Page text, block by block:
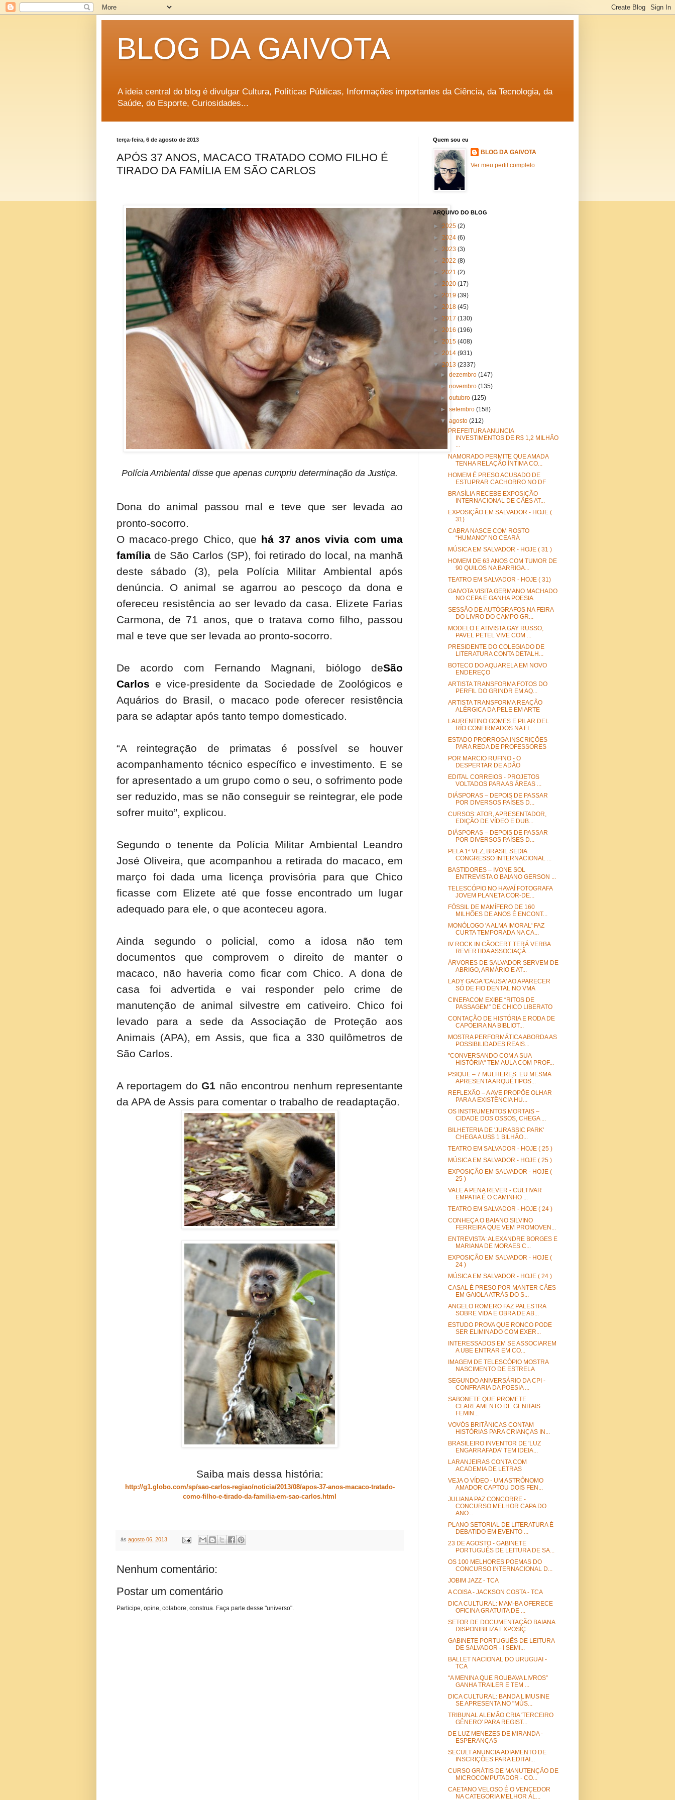
BLOG DA GAIVOTA
A ideia central do blog é divulgar Cultura, Políticas Públicas, Informações importantes da Ciência, da Tecnologia, da
Saúde, do Esporte, Curiosidades...
terça-feira, 6 de agosto de 2013
APÓS 37 ANOS, MACACO TRATADO COMO FILHO É
TIRADO DA FAMÍLIA EM SÃO CARLOS
Polícia Ambiental disse que apenas cumpriu determinação da Justiça.
Dona do animal passou mal e teve que ser levada ao
pronto-socorro.
O macaco-prego Chico, que há 37 anos vivia com uma
família de São Carlos (SP), foi retirado do local, na manhã
deste sábado (3), pela Polícia Militar Ambiental após
denúncia. O animal se agarrou ao pescoço da dona e
ofereceu resistência ao ser levado da casa. Elizete Farias
Carmona, de 71 anos, que o tratava como filho, passou
mal e teve que ser levada ao pronto-socorro.
De acordo com Fernando Magnani, biólogo deSão
Carlos e vice-presidente da Sociedade de Zoológicos e
Aquários do Brasil, o macaco pode oferecer resistência
para se adaptar após tanto tempo domesticado.
“A reintegração de primatas é possível se houver
acompanhamento técnico específico e investimento. E se
for apresentado a um grupo como o seu, o sofrimento pode
ser reduzido, mas se não conseguir se reintegrar, ele pode
sofrer muito”, explicou.
Segundo o tenente da Polícia Militar Ambiental Leandro
José Oliveira, que acompanhou a retirada do macaco, em
março foi dada uma licença provisória para que Chico
ficasse com Elizete até que fosse encontrado um lugar
adequado para ele, o que aconteceu agora.
Ainda segundo o policial, como a idosa não tem
documentos que comprovem o direito de manter o
macaco, não haveria como ficar com Chico. A dona de
casa foi advertida e vai responder pelo crime de
manutenção de animal silvestre em cativeiro. Chico foi
levado para a sede da Associação de Proteção aos
Animais (APA), em Assis, que fica a 330 quilômetros de
São Carlos.
A reportagem do G1 não encontrou nenhum representante
da APA de Assis para comentar o trabalho de readaptação.
Saiba mais dessa história:
http://g1.globo.com/sp/sao-carlos-regiao/noticia/2013/08/apos-37-anos-macaco-tratado-
como-filho-e-tirado-da-familia-em-sao-carlos.html
às agosto 06, 2013
Nenhum comentário:
Postar um comentário
Participe, opine, colabore, construa. Faça parte desse "universo".
Quem sou eu
BLOG DA GAIVOTA
Ver meu perfil completo
ARQUIVO DO BLOG
► 2025 (2)
► 2024 (6)
► 2023 (3)
► 2022 (8)
► 2021 (2)
► 2020 (17)
► 2019 (39)
► 2018 (45)
► 2017 (130)
► 2016 (196)
► 2015 (408)
► 2014 (931)
▼2013 (2337)
►dezembro(147)
►novembro(135)
►outubro(125)
►setembro(158)
▼agosto(212)
PREFEITURA ANUNCIA
INVESTIMENTOS DE R$ 1,2 MILHÃO
...
NAMORADO PERMITE QUE AMADA
TENHA RELAÇÃO ÍNTIMA CO...
HOMEM É PRESO ACUSADO DE
ESTUPRAR CACHORRO NO DF
BRASÍLIA RECEBE EXPOSIÇÃO
INTERNACIONAL DE CÃES AT...
EXPOSIÇÃO EM SALVADOR - HOJE (
31)
CABRA NASCE COM ROSTO
“HUMANO” NO CEARÁ
MÚSICA EM SALVADOR - HOJE ( 31 )
HOMEM DE 63 ANOS COM TUMOR DE
90 QUILOS NA BARRIGA...
TEATRO EM SALVADOR - HOJE ( 31)
GAIVOTA VISITA GERMANO MACHADO
NO CEPA E GANHA POESIA
SESSÃO DE AUTÓGRAFOS NA FEIRA
DO LIVRO DO CAMPO GR...
MODELO E ATIVISTA GAY RUSSO,
PAVEL PETEL VIVE COM ...
PRESIDENTE DO COLEGIADO DE
LITERATURA CONTA DETALH...
BOTECO DO AQUARELA EM NOVO
ENDEREÇO
ARTISTA TRANSFORMA FOTOS DO
PERFIL DO GRINDR EM AQ...
ARTISTA TRANSFORMA REAÇÃO
ALÉRGICA DA PELE EM ARTE
LAURENTINO GOMES E PILAR DEL
RÍO CONFIRMADOS NA FL...
ESTADO PRORROGA INSCRIÇÕES
PARA REDA DE PROFESSORES
POR MARCIO RUFINO - O
DESPERTAR DE ADÃO
EDITAL CORREIOS - PROJETOS
VOLTADOS PARA AS ÁREAS ...
DIÁSPORAS – DEPOIS DE PASSAR
POR DIVERSOS PAÍSES D...
CURSOS: ATOR, APRESENTAD​OR,
EDIÇÃO DE VÍDEO E DUB...
DIÁSPORAS – DEPOIS DE PASSAR
POR DIVERSOS PAÍSES D...
PELA 1ª VEZ, BRASIL SEDIA
CONGRESSO INTERNACIONAL ...
BASTIDORES – IVONE SOL
ENTREVISTA O BAIANO GERSON ...
TELESCÓPIO NO HAVAÍ FOTOGRAFA
JOVEM PLANETA COR-DE...
FÓSSIL DE MAMÍFERO DE 160
MILHÕES DE ANOS É ENCONT...
MONÓLOGO 'A ALMA IMORAL' FAZ
CURTA TEMPORADA NA CA...
IV ROCK IN CÃOCERT TERÁ VERBA
REVERTIDA ASSOCIAÇÃ...
ÁRVORES DE SALVADOR SERVEM DE
ABRIGO, ARMÁRIO E AT...
LADY GAGA 'CAUSA' AO APARECER
SÓ DE FIO DENTAL NO VMA
CINEFACOM EXIBE “RITOS DE
PASSAGEM” DE CHICO LIBERATO
CONTAÇÃO DE HISTÓRIA E RODA DE
CAPOEIRA NA BIBLIOT...
MOSTRA PERFORMÁTICA ABORDA AS
POSSIBILIDADES REAIS...
"CONVERSANDO COM A SUA
HISTÓRIA" TEM AULA COM PROF...
PSIQUE – 7 MULHERES. EU MESMA
APRESENTA ARQUÉTIPOS...
REFLEXÃO – A AVE PROPÕE OLHAR
PARA A EXISTÊNCIA HU...
OS INSTRUMENTOS MORTAIS –
CIDADE DOS OSSOS, CHEGA ...
BILHETERIA DE 'JURASSIC PARK'
CHEGA A US$ 1 BILHÃO...
TEATRO EM SALVADOR - HOJE ( 25 )
MÚSICA EM SALVADOR - HOJE ( 25 )
EXPOSIÇÃO EM SALVADOR - HOJE (
25 )
VALE A PENA REVER - CULTIVAR
EMPATIA É O CAMINHO ...
TEATRO EM SALVADOR - HOJE ( 24 )
CONHEÇA O BAIANO SILVINO
FERREIRA QUE VEM PROMOVEN...
ENTREVISTA: ALEXANDRE BORGES E
MARIANA DE MORAES C...
EXPOSIÇÃO EM SALVADOR - HOJE (
24 )
MÚSICA EM SALVADOR - HOJE ( 24 )
CASAL É PRESO POR MANTER CÃES
EM GAIOLA ATRÁS DO S...
ANGELO ROMERO FAZ PALESTRA
SOBRE VIDA E OBRA DE AB...
ESTUDO PROVA QUE RONCO PODE
SER ELIMINADO COM EXER...
INTERESSADOS EM SE ASSOCIAREM
A UBE ENTRAR EM CO...
IMAGEM DE TELESCÓPIO MOSTRA
NASCIMENTO DE ESTRELA
SEGUNDO ANIVERSÁRIO DA CPI -
CONFRARIA DA POESIA ...
SABONETE QUE PROMETE
CLAREAMENTO DE GENITAIS
FEMIN...
VOVÓS BRITÂNICAS CONTAM
HISTÓRIAS PARA CRIANÇAS IN...
BRASILEIRO INVENTOR DE 'LUZ
ENGARRAFADA' TEM IDEIA...
LARANJEIRAS CONTA COM
ACADEMIA DE LETRAS
VEJA O VÍDEO - UM ASTRÔNOMO
AMADOR CAPTOU DOIS FEN...
JULIANA PAZ CONCORRE -
CONCURSO MELHOR CAPA DO
ANO...
PLANO SETORIAL DE LITERATURA É
DEBATIDO EM EVENTO ...
23 DE AGOSTO - GABINETE
PORTUGUÊS DE LEITURA DE SA...
OS 100 MELHORES POEMAS DO
CONCURSO INTERNACIONAL D...
JOBIM JAZZ - TCA
A COISA - JACKSON COSTA - TCA
DICA CULTURAL: MAM-BA OFERECE
OFICINA GRATUITA DE ...
SETOR DE DOCUMENTAÇÃO BAIANA
DISPONIBILIZA EXPOSIÇ...
GABINETE PORTUGUÊS DE LEITURA
DE SALVADOR - I SEMI...
BALLET NACIONAL DO URUGUAI -
TCA
“A MENINA QUE ROUBAVA LIVROS”
GANHA TRAILER E TEM ...
DICA CULTURAL: BANDA LIMUSINE
SE APRESENTA NO "MÚS...
TRIBUNAL ALEMÃO CRIA 'TERCEIRO
GÊNERO' PARA REGIST...
DE LUZ MENEZES DE MIRANDA -
ESPERANÇAS
SECULT ANUNCIA ADIAMENTO DE
INSCRIÇÕES PARA EDITAI...
CURSO GRÁTIS DE MANUTENÇÃO DE
MICROCOMPUTADOR - CO...
CAETANO VELOSO É O VENCEDOR
NA CATEGORIA MELHOR ÁL...